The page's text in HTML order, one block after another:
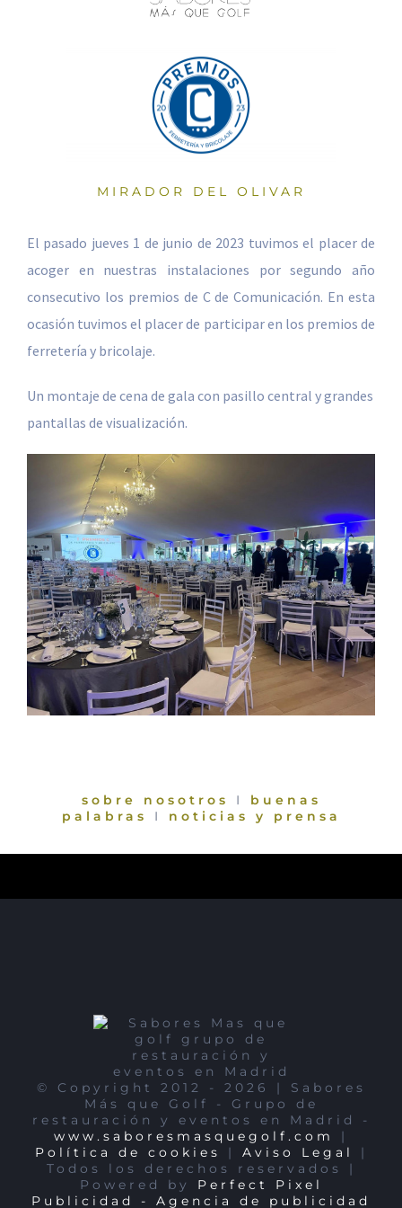
MIRADOR DEL OLIVAR
El pasado jueves 1 de junio de 2023 tuvimos el placer de
acoger en nuestras instalaciones por segundo año
consecutivo los premios de C de Comunicación. En esta
ocasión tuvimos el placer de participar en los premios de
ferretería y bricolaje.
Un montaje de cena de gala con pasillo central y grandes
pantallas de visualización.
sobre nosotros I buenas
palabras
I noticias y prensa
© Copyright 2012 - 2026 | Sabores
Más que Golf - Grupo de
restauración y eventos en Madrid -
www.saboresmasquegolf.com
|
Política de cookies
| Aviso Legal
|
Todos los derechos reservados |
Powered by Perfect Pixel
Publicidad - Agencia de publicidad